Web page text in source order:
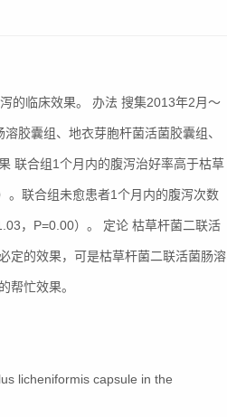
的临床效果。 办法 搜集2013年2月～
胶囊组、地衣芽胞杆菌活菌胶囊组、
联合组1个月内的腹泻治好率高于枯草
。联合组未愈患者1个月内的腹泻次数
，P=0.00）。 定论 枯草杆菌二联活
定的效果，可是枯草杆菌二联活菌肠溶
帮忙效果。
licheniformis capsule in the